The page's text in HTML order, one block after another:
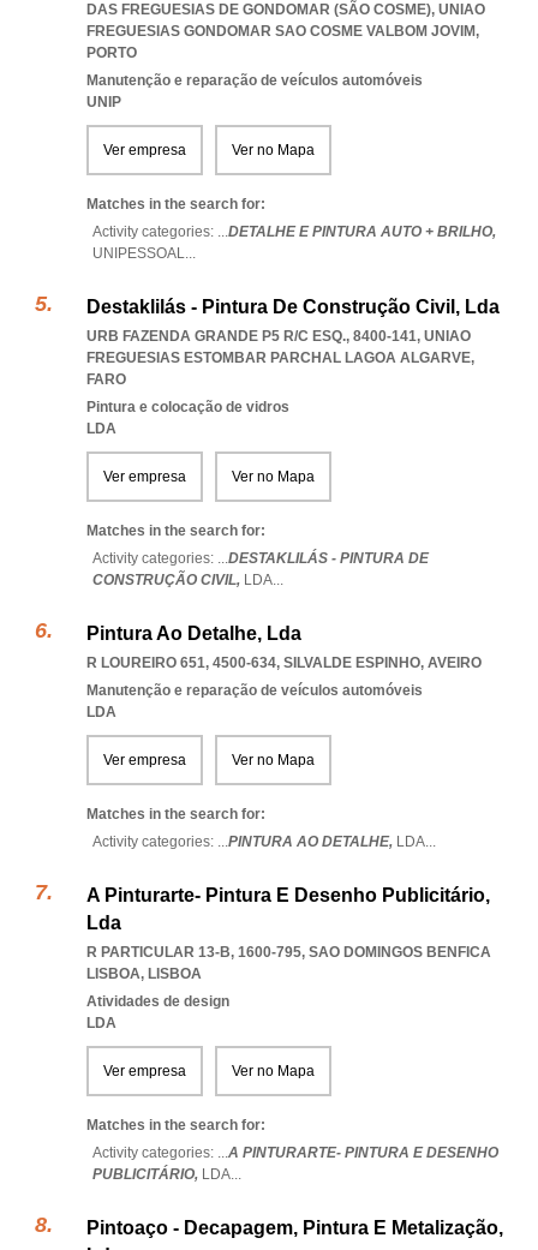
DAS FREGUESIAS DE GONDOMAR (SÃO COSME), UNIAO
FREGUESIAS GONDOMAR SAO COSME VALBOM JOVIM,
PORTO
Manutenção e reparação de veículos automóveis
UNIP
Ver empresa Ver no Mapa
Matches in the search for:
Activity categories: ...DETALHE E PINTURA AUTO + BRILHO,
UNIPESSOAL...
Destaklilás - Pintura De Construção Civil, Lda
URB FAZENDA GRANDE P5 R/C ESQ., 8400-141, UNIAO
FREGUESIAS ESTOMBAR PARCHAL LAGOA ALGARVE,
FARO
Pintura e colocação de vidros
LDA
Ver empresa Ver no Mapa
Matches in the search for:
Activity categories: ...DESTAKLILÁS - PINTURA DE
CONSTRUÇÃO CIVIL, LDA...
Pintura Ao Detalhe, Lda
R LOUREIRO 651, 4500-634, SILVALDE ESPINHO, AVEIRO
Manutenção e reparação de veículos automóveis
LDA
Ver empresa Ver no Mapa
Matches in the search for:
Activity categories: ...PINTURA AO DETALHE, LDA...
A Pinturarte- Pintura E Desenho Publicitário,
Lda
R PARTICULAR 13-B, 1600-795, SAO DOMINGOS BENFICA
LISBOA, LISBOA
Atividades de design
LDA
Ver empresa Ver no Mapa
Matches in the search for:
Activity categories: ...A PINTURARTE- PINTURA E DESENHO
PUBLICITÁRIO, LDA...
Pintoaço - Decapagem, Pintura E Metalização,